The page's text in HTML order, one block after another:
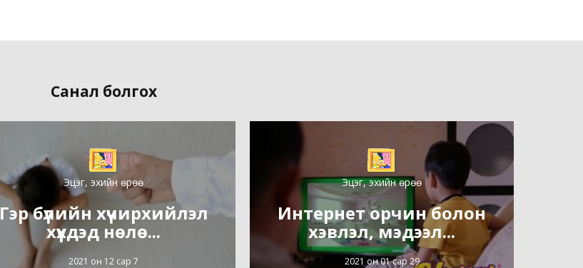
Санал болгох
Эцэг, эхийн өрөө
Гэр бүлийн хүчирхийлэл
хүүхдэд нөлө...
2021 он 12 сар 7
Эцэг, эхийн өрөө
Интернет орчин болон
хэвлэл, мэдээл...
2021 он 01 сар 29